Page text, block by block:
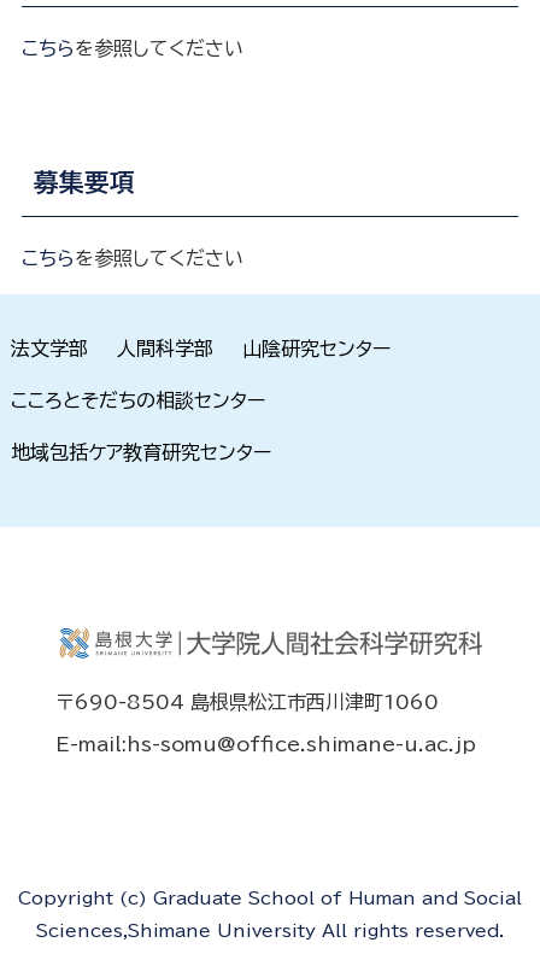
こちらを参照してください
募集要項
こちらを参照してください
法文学部 人間科学部 山陰研究センター
こころとそだちの相談センター
地域包括ケア教育研究センター
〒690-8504 島根県松江市西川津町1060
E-mail:hs-somu@office.shimane-u.ac.jp
Copyright (c) Graduate School of Human and Social
Sciences,Shimane University All rights reserved.